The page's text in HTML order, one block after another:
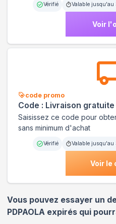
Vérifié Valable jusqu'au
Voir
code promo
Code : Livraison gratuite
Saisissez ce code pour
sans minimum d'achat
Vérifié Valable jusqu'au
Voir le
Vous pouvez essayer un
PDPAOLA expirés qui